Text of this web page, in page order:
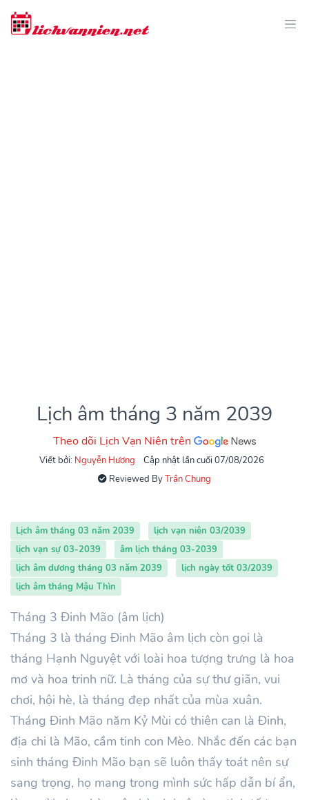
Lịch âm tháng 3 năm 2039
Theo dõi Lịch Vạn Niên trên
Viết bởi: Nguyễn Hương
Cập nhật lần cuối 07/08/2026
Reviewed ByTrần Chung
Lịch âm tháng 03 năm 2039
lịch vạn niên 03/2039
lịch vạn sự 03-2039
âm lịch tháng 03-2039
lịch âm dương tháng 03 năm 2039
lịch ngày tốt 03/2039
lịch âm tháng Mậu Thìn
Tháng 3 Đinh Mão (âm lịch)
Tháng 3 là tháng Đinh Mão âm lịch còn gọi là
tháng Hạnh Nguyệt với loài hoa tượng trưng là hoa
mơ và hoa trinh nữ. Là tháng của sự thư giãn, vui
chơi, hội hè, là tháng đẹp nhất của mùa xuân.
Tháng Đinh Mão năm Kỷ Mùi có thiên can là Đinh,
địa chi là Mão, cầm tinh con Mèo. Nhắc đến các bạn
sinh tháng Đinh Mão bạn sẽ luôn thấy toát nên sự
sang trọng, họ mang trong mình sức hấp dẫn bí ẩn,